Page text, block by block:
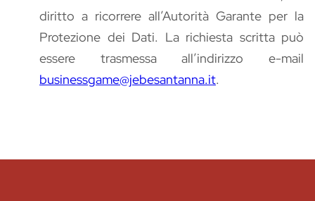
diritto a ricorrere all’Autorità Garante per la
Protezione dei Dati. La richiesta scritta può
essere trasmessa all’indirizzo e-mail
businessgame@jebesantanna.it.